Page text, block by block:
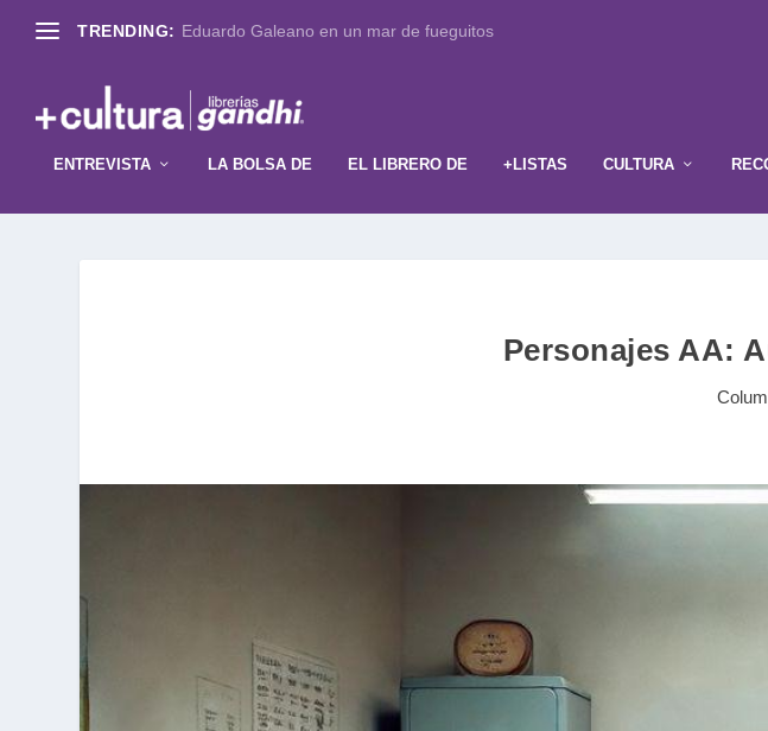
TRENDING: Eduardo Galeano en un mar de fueguitos
ENTREVISTA LA BOLSA DE EL LIBRERO DE +LISTAS CULTURA
Personajes AA: